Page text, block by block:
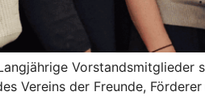
Vereins der Freunde,